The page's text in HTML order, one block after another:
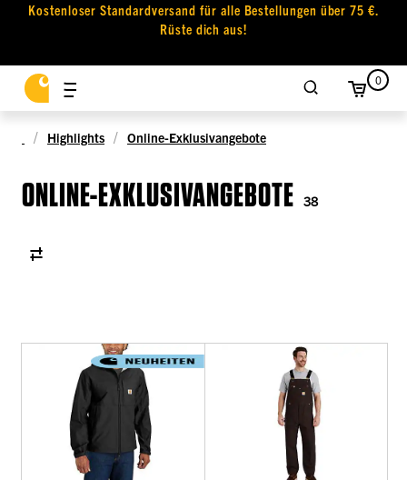
Kostenloser Standardversand für alle Bestellungen über 75 €.
Rüste dich aus!
0
Highlights Online-Exklusivangebote
ONLINE-EXKLUSIVANGEBOTE 38